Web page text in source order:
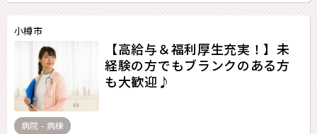
小樽市
【高給与＆福利厚生充実！】未
経験の方でもブランクのある方
も大歓迎♪
病院 - 病棟